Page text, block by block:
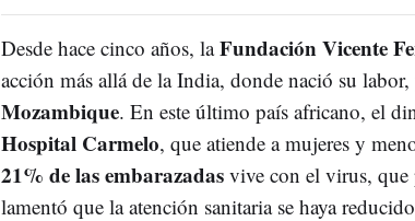
Desde hace cinco años, laFundación Vicente
acción más allá de la India, donde nació su
Mozambique. En este último país africano, el
Hospital Carmelo, que atiende a mujeres y
21% de las embarazadasvive con el virus, que
lamentó que la atención sanitaria se haya